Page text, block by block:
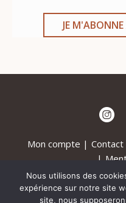
JE
Mon compte Contact
Site
Nous utilisons des
expérience sur notre site
site, nous